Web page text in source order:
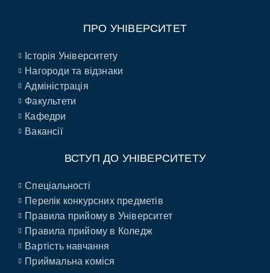
ПРО УНІВЕРСИТЕТ
Історія Університету
Нагороди та відзнаки
Адміністрація
Факультети
Кафедри
Вакансії
ВСТУП ДО УНІВЕРСИТЕТУ
Спеціальності
Перелік конкурсних предметів
Правила прийому в Університет
Правила прийому в Коледж
Вартість навчання
Приймальна коміся